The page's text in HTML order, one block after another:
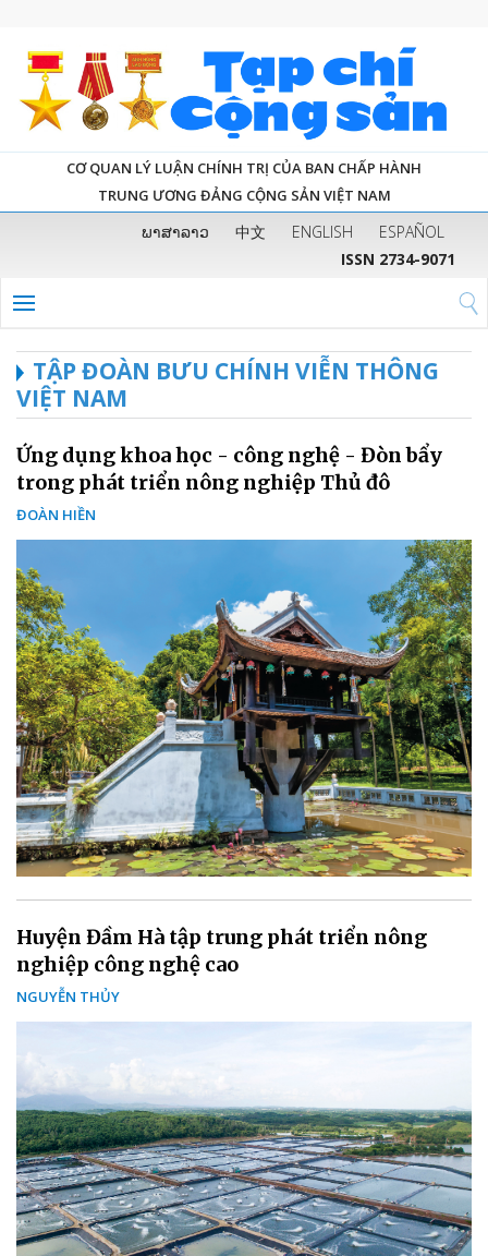
CƠ QUAN LÝ LUẬN CHÍNH TRỊ CỦA BAN CHẤP HÀNH
TRUNG ƯƠNG ĐẢNG CỘNG SẢN VIỆT NAM
ພາສາລາວ 中文 ENGLISH
ESPAÑOL
ISSN 2734-9071
TẬP ĐOÀN BƯU CHÍNH VIỄN THÔNG
VIỆT NAM
Ứng dụng khoa học - công nghệ - Đòn bẩy
trong phát triển nông nghiệp Thủ đô
ĐOÀN HIỀN
Huyện Đầm Hà tập trung phát triển nông
nghiệp công nghệ cao
NGUYỄN THỦY